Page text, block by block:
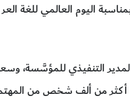
التنفيذي للمؤسَّسة،
أكثر من ألف شخص من